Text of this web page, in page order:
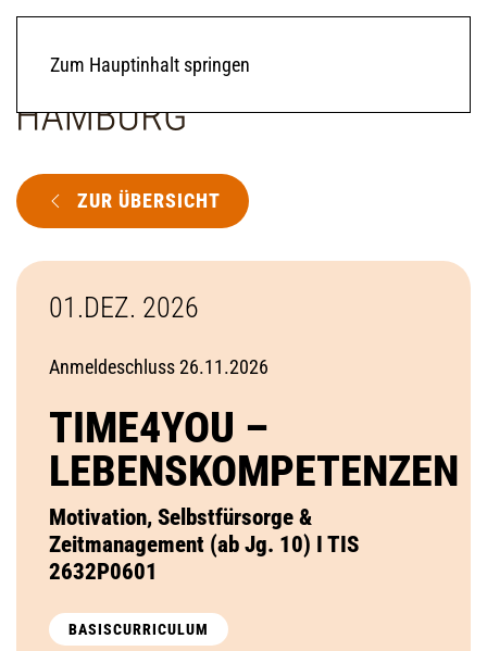
Zum Hauptinhalt springen
ZUR ÜBERSICHT
01.DEZ. 2026
Anmeldeschluss 26.11.2026
TIME4YOU –
LEBENSKOMPETENZEN
Motivation, Selbstfürsorge &
Zeitmanagement (ab Jg. 10) I TIS
2632P0601
BASISCURRICULUM